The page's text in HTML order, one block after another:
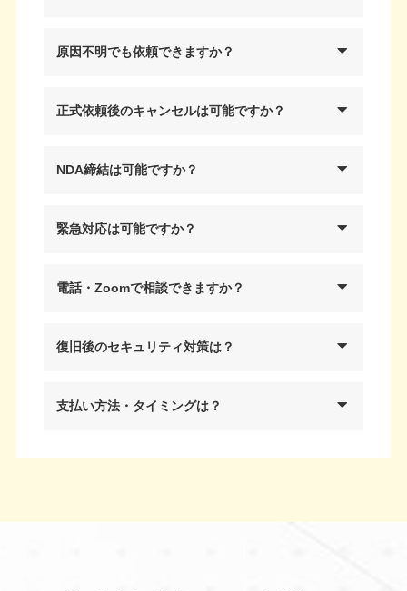
原因不明でも依頼できますか？
正式依頼後のキャンセルは可能ですか？
NDA締結は可能ですか？
緊急対応は可能ですか？
電話・Zoomで相談できますか？
復旧後のセキュリティ対策は？
支払い方法・タイミングは？